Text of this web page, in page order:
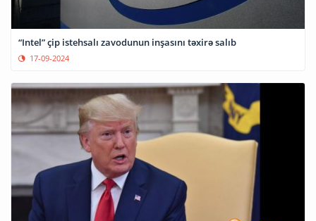
“Intel” çip istehsalı zavodunun inşasını təxirə salıb
17-09-2024